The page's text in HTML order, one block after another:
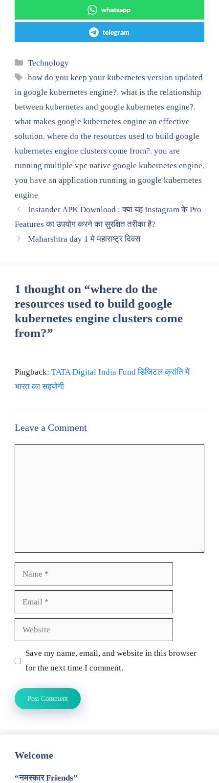
whatsapp
telegram
Categories
Technology
Tags
how do you keep your kubernetes version updated
in google kubernetes engine?, what is the relationship
between kubernetes and google kubernetes engine?,
what makes google kubernetes engine an effective
solution, where do the resources used to build google
kubernetes engine clusters come from?, you are
running multiple vpc native google kubernetes engine,
you have an application running in google kubernetes
engine
Instander APK Download : क्या यह Instagram के Pro
Features का उपयोग करने का सुरक्षित तरीका है?
Maharshtra day 1 मे महाराष्ट्र दिवस
1 thought on “where do the
resources used to build google
kubernetes engine clusters come
from?”
Pingback: TATA Digital India Fund डिजिटल क्रांति में
भारत का सहयोगी
Leave a Comment
Name
Email
Website
Save my name, email, and website in this browser
for the next time I comment.
Welcome
“नमस्कार Friends”